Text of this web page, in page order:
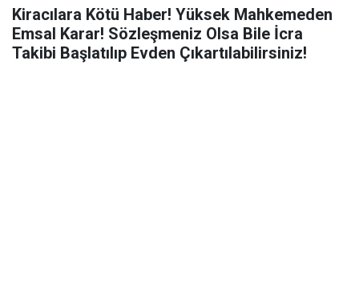
Kiracılara Kötü Haber! Yüksek Mahkemeden
Emsal Karar! Sözleşmeniz Olsa Bile İcra
Takibi Başlatılıp Evden Çıkartılabilirsiniz!